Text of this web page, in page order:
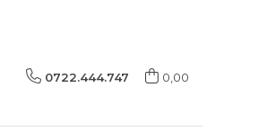
0722.444.747 0,00